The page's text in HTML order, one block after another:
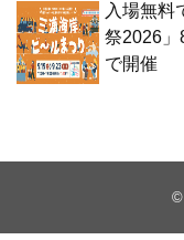
入場無料
祭2026」
で開催
©